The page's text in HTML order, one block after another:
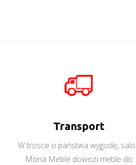
Transport
W trosce o państwa wygodę,
Mona Meble dowozi meble do